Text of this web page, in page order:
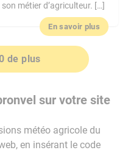
métier d’agriculteur. […]
En savoir plus
de plus
sur votre site
météo agricole du
en insérant le code